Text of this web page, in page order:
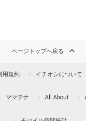
ページトップへ戻る
用規約 イチオシについて
ママテナ All About